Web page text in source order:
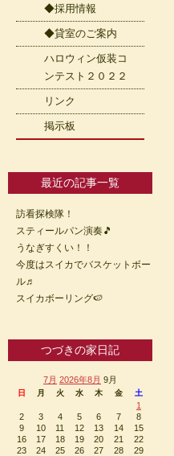
◆採用情報
◆貸室のご案内
ハロウィン仮装コ
ンテスト２０２２
リンク
掲示板
最近の記事一覧
訪看探検隊！
スティールパン演奏🎵
うなぎすくい！！
今度はスイカでバスケットボー
ル♬
スイカボーリング🍉
つづきの家日記
7月 2026年8月 9月
日 月 火 水 木 金 土
1
2
3 4 5 6 7
8
9
10 11 12 13 14
15
16
17 18 19 20 21
22
23
24 25 26 27 28
29